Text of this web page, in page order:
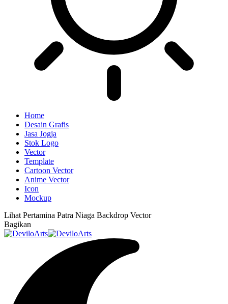
Home
Desain Grafis
Jasa Jogja
Stok Logo
Vector
Template
Cartoon Vector
Anime Vector
Icon
Mockup
Lihat Pertamina Patra Niaga Backdrop Vector
Bagikan